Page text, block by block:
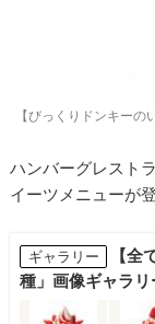
【びっくりドンキー
ハンバーグレスト
イーツメニューが
ギャラリー
【
種」画像ギャラリ